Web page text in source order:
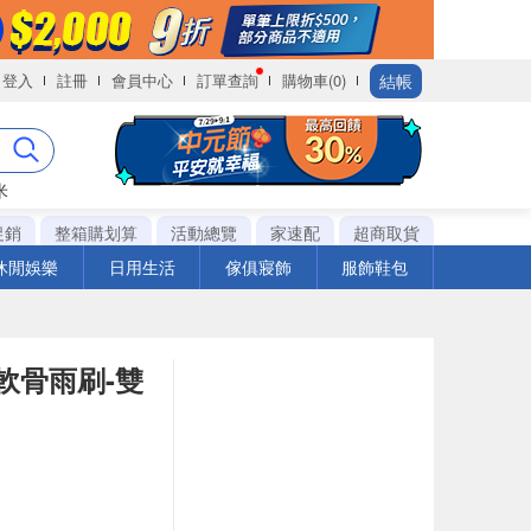
登入 註冊 會員中心 訂單查詢 購物車(0) 結帳
銷
整箱購划算 活動總覽 家速配
超商取貨
閒娛樂
日用生活 傢俱寢飾 服飾鞋包
骨雨刷-雙